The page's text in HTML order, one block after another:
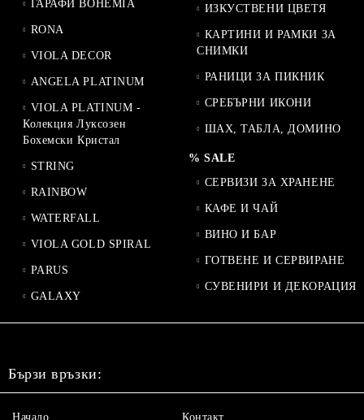
ГАРАФИ BOHEMIA
RONA
VIOLA DECOR
ANGELA PLATINUM
VIOLA PLATINUM -
Колекция Луксозен
Бохемски Кристал
STRING
RAINBOW
WATERFALL
VIOLA GOLD SPIRAL
PARUS
GALAXY
ИЗКУСТВЕНИ ЦВЕТЯ
КАРТИНИ И РАМКИ ЗА
СНИМКИ
РАНИЦИ ЗА ПИКНИК
СРЕБЪРНИ ИКОНИ
ШАХ, ТАБЛА, ДОМИНО
% SALE
СЕРВИЗИ ЗА ХРАНЕНЕ
КАФЕ И ЧАЙ
ВИНО И БАР
ГОТВЕНЕ И СЕРВИРАНЕ
СУВЕНИРИ И ДЕКОРАЦИЯ
Бързи връзки:
Начало Контакт